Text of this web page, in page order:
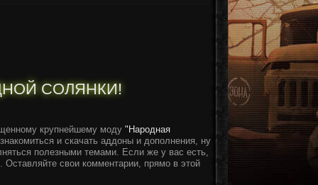
СОЛЯНКИ!
крупнейшему моду "Народная
и скачать аддоны и дополнения, ну
полезными темами. Если же у вас есть,
свои комментарии, прямо в этой